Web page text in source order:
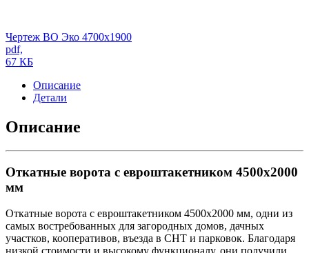
Чертеж ВО Эко 4700х1900
pdf,
67 КБ
Описание
Детали
Описание
Откатные ворота с евроштакетником 4500х2000
мм
Откатные ворота с евроштакетником 4500х2000 мм, одни из
самых востребованных для загородных домов, дачных
участков, кооперативов, въезда в СНТ и парковок. Благодаря